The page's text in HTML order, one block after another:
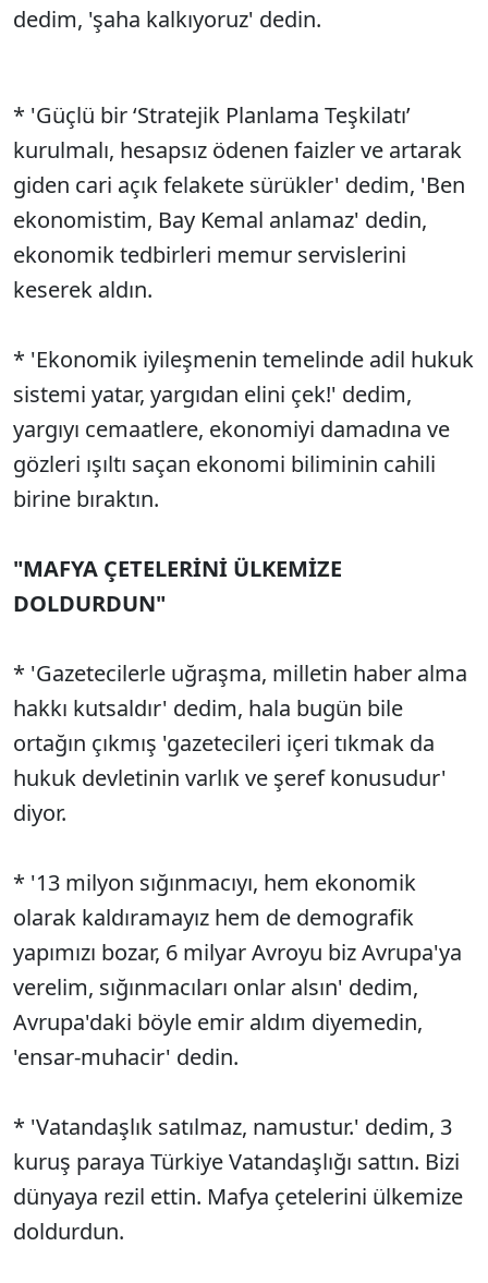
dedim, 'şaha kalkıyoruz' dedin.
* 'Güçlü bir ‘Stratejik Planlama Teşkilatı’
kurulmalı, hesapsız ödenen faizler ve artarak
giden cari açık felakete sürükler' dedim, 'Ben
ekonomistim, Bay Kemal anlamaz' dedin,
ekonomik tedbirleri memur servislerini
keserek aldın.
* 'Ekonomik iyileşmenin temelinde adil hukuk
sistemi yatar, yargıdan elini çek!' dedim,
yargıyı cemaatlere, ekonomiyi damadına ve
gözleri ışıltı saçan ekonomi biliminin cahili
birine bıraktın.
"MAFYA ÇETELERİNİ ÜLKEMİZE
DOLDURDUN"
* 'Gazetecilerle uğraşma, milletin haber alma
hakkı kutsaldır' dedim, hala bugün bile
ortağın çıkmış 'gazetecileri içeri tıkmak da
hukuk devletinin varlık ve şeref konusudur'
diyor.
* '13 milyon sığınmacıyı, hem ekonomik
olarak kaldıramayız hem de demografik
yapımızı bozar, 6 milyar Avroyu biz Avrupa'ya
verelim, sığınmacıları onlar alsın' dedim,
Avrupa'daki böyle emir aldım diyemedin,
'ensar-muhacir' dedin.
* 'Vatandaşlık satılmaz, namustur.' dedim, 3
kuruş paraya Türkiye Vatandaşlığı sattın. Bizi
dünyaya rezil ettin. Mafya çetelerini ülkemize
doldurdun.